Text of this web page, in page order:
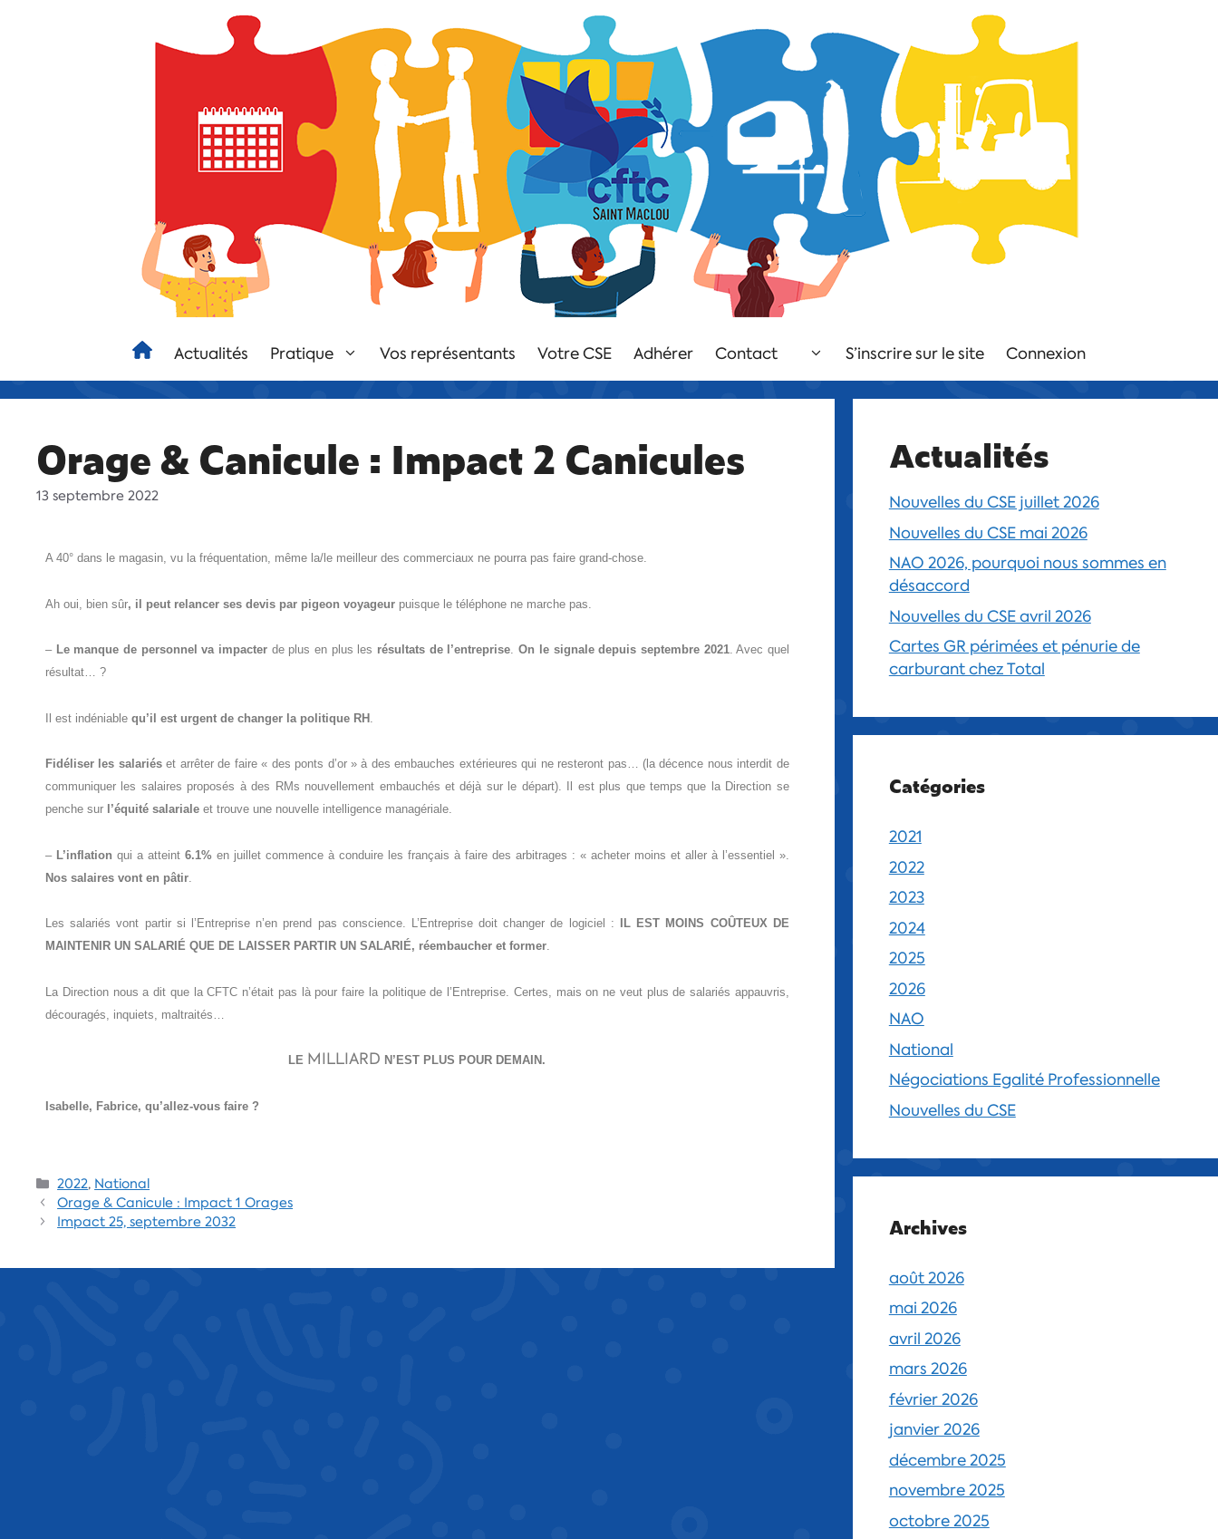
Actualités Pratique Vos représentants Votre CSE Adhérer Contact S’inscrire sur le site Connexion
Orage & Canicule : Impact 2 Canicules
13 septembre 2022
A 40° dans le magasin, vu la fréquentation, même la/le meilleur des commerciaux ne pourra pas faire grand-chose.
Ah oui, bien sûr, il peut relancer ses devis par pigeon voyageur puisque le téléphone ne marche pas.
– Le manque de personnel va impacter de plus en plus les résultats de l’entreprise.On le signale depuis septembre 2021. Avec quel
résultat… ?
Il est indéniable qu’il est urgent de changer la politique RH
Fidéliser les salariéset arrêter de faire « des ponts d’or » à des embauches extérieures qui ne resteront pas… (la décence nous interdit de
communiquer les salaires proposés à des RMs nouvellement embauchés et déjà sur le départ). Il est plus que temps que la Direction se
penche sur l’équité salariale et trouve une nouvelle intelligence managériale.
– L’inflation qui a atteint 6.1%en juillet commence à conduire les français à faire des arbitrages : « acheter moins et aller à l’essentiel ».
Nos salaires vont en pâtir
Les salariés vont partir si l’Entreprise n’en prend pas conscience. L’Entreprise doit changer de logiciel :
IL EST MOINS COÛTEUX DE
MAINTENIR UN SALARIÉ QUE DE LAISSER PARTIR UN SALARIÉ, réembaucher et former.
La Direction nous a dit que la CFTC n’était pas là pour faire la politique de l’Entreprise. Certes, mais on ne veut plus de salariés appauvris,
découragés, inquiets, maltraités…
LE MILLIARD N’EST PLUS POUR DEMAIN.
Isabelle, Fabrice, qu’allez-vous faire ?
2022, National
Orage & Canicule : Impact 1 Orages
Impact 25, septembre 2032
Actualités
Nouvelles du CSE juillet 2026
Nouvelles du CSE mai 2026
NAO 2026, pourquoi nous sommes en
désaccord
Nouvelles du CSE avril 2026
Cartes GR périmées et pénurie de
carburant chez Total
Catégories
2021
2022
2023
2024
2025
2026
NAO
National
Négociations Egalité Professionnelle
Nouvelles du CSE
Archives
août 2026
mai 2026
avril 2026
mars 2026
février 2026
janvier 2026
décembre 2025
novembre 2025
octobre 2025